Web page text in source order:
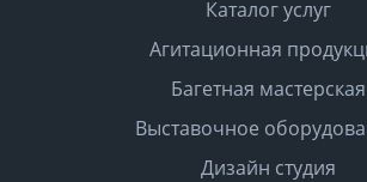
Каталог услуг
Агитационная
Багетная мастерская
Выставочное
Дизайн студия